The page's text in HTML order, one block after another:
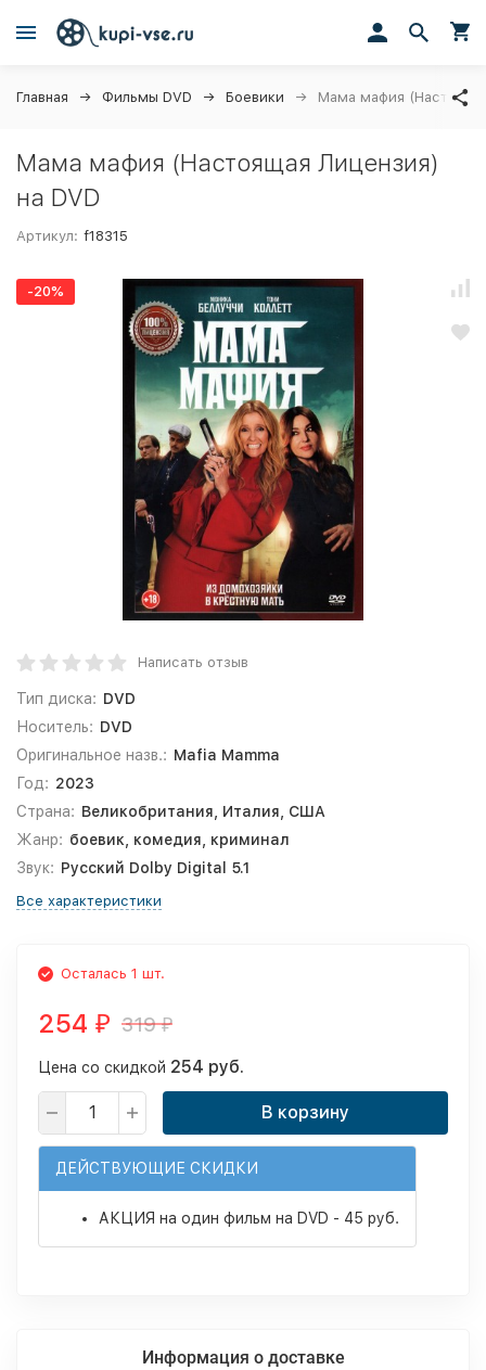
Главная Фильмы DVD Боевики Мама мафия
Мама мафия (Настоящая Лицензия)
на DVD
Артикул: f18315
-20%
Написать отзыв
Тип диска: DVD
Носитель: DVD
Оригинальное назв.: Mafia Mamma
Год: 2023
Страна: Великобритания, Италия, США
Жанр: боевик, комедия, криминал
Звук: Русский Dolby Digital 5.1
Все характеристики
Осталась 1 шт.
254 ₽ 319₽
Цена со скидкой 254 руб.
В корзину
ДЕЙСТВУЮЩИЕ СКИДКИ
АКЦИЯ на один фильм на DVD - 45 руб.
Информация о доставке